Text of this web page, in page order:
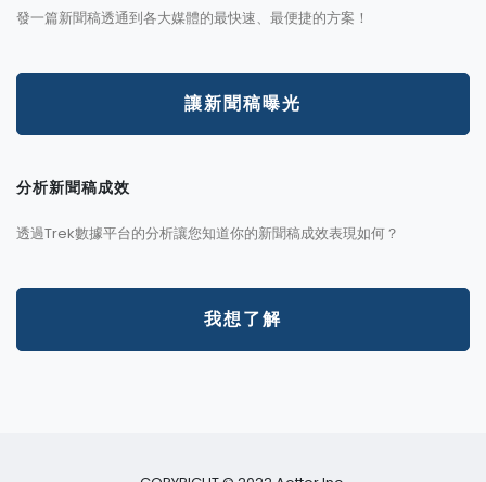
發一篇新聞稿透通到各大媒體的最快速、最便捷的方案！
讓新聞稿曝光
分析新聞稿成效
透過Trek數據平台的分析讓您知道你的新聞稿成效表現如何？
我想了解